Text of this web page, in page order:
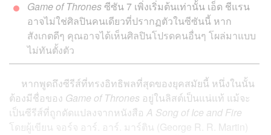
Game of Thronesซีซัน 7 เพิ่งเริ่มต้นเท่านั้น เอ็ด ชีแรน
อาจไม่ใช่ศิลปินคนเดียวที่ปรากฏตัวในซีซันนี้ หาก
สังเกตดีๆ คุณอาจได้เห็นศิลปินโปรดคนอื่นๆ โผล่มาแบบ
ไม่ทันตั้งตัว
หากพูดถึงซีรีส์ที่ทรงอิทธิพลที่สุดของยุคสมัยนี้ หนึ่งในนั้น
ต้องมีชื่อของ Game of Thrones อยู่ในลิสต์เป็นแน่แท้ แม้จะ
เป็นซีรีส์ที่ถูกดัดแปลงจากหนังสือ A Song of Ice and Fire
โดยผู้เขียน จอร์จ อาร์. อาร์. มาร์ติน (George R. R. Martin)